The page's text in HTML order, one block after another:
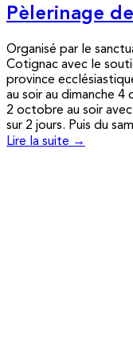
Pèlerinage
Organisé par le
Cotignac avec le
province
au soir au dimanche
2 octobre au soir
sur 2 jours. Puis du
Lire la suite →